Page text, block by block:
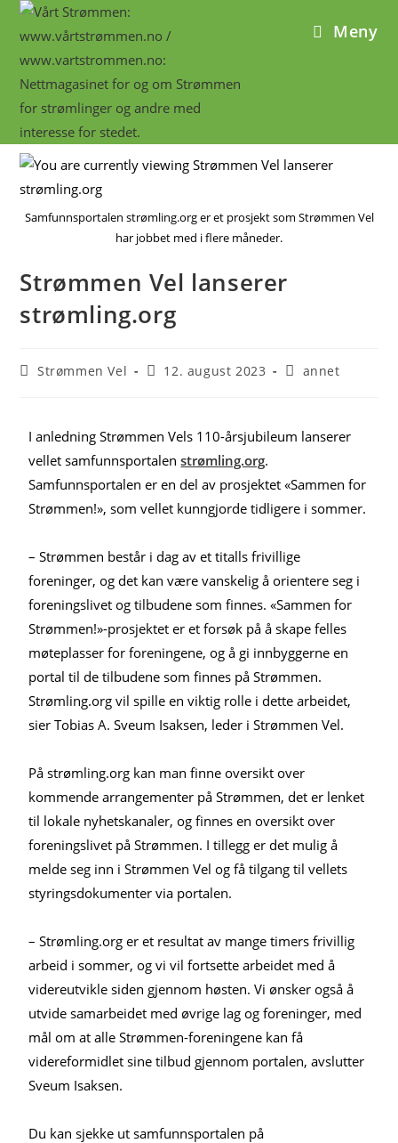
Meny
Samfunnsportalen strømling.org er et prosjekt som Strømmen Vel
har jobbet med i flere måneder.
Strømmen Vel lanserer
strømling.org
Strømmen Vel 12. august 2023 annet
I anledning Strømmen Vels 110-årsjubileum lanserer
vellet samfunnsportalenstrømling.org.
Samfunnsportalen er en del av prosjektet «Sammen for
Strømmen!», som vellet kunngjorde tidligere i sommer.
– Strømmen består i dag av et titalls frivillige
foreninger, og det kan være vanskelig å orientere seg i
foreningslivet og tilbudene som finnes. «Sammen for
Strømmen!»-prosjektet er et forsøk på å skape felles
møteplasser for foreningene, og å gi innbyggerne en
portal til de tilbudene som finnes på Strømmen.
Strømling.org vil spille en viktig rolle i dette arbeidet,
sier Tobias A. Sveum Isaksen, leder i Strømmen Vel.
På strømling.org kan man finne oversikt over
kommende arrangementer på Strømmen, det er lenket
til lokale nyhetskanaler, og finnes en oversikt over
foreningslivet på Strømmen. I tillegg er det mulig å
melde seg inn i Strømmen Vel og få tilgang til vellets
styringsdokumenter via portalen.
– Strømling.org er et resultat av mange timers frivillig
arbeid i sommer, og vi vil fortsette arbeidet med å
videreutvikle siden gjennom høsten. Vi ønsker også å
utvide samarbeidet med øvrige lag og foreninger, med
mål om at alle Strømmen-foreningene kan få
videreformidlet sine tilbud gjennom portalen, avslutter
Sveum Isaksen.
Du kan sjekke ut samfunnsportalen på